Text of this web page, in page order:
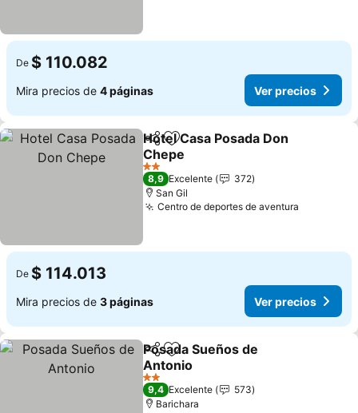
De $ 110.082
Mira precios de 4 páginas Ver precios
CompartirAgregar a favoritos
Hotel Casa Posada Don
Chepe
Ver precios
2 Estrellas
8,9 Excelente
372
San Gil
Centro de deportes de aventura
De $ 114.013
Mira precios de 3 páginas Ver precios
CompartirAgregar a favoritos
Posada Sueños de
Antonio
Ver precios
2 Estrellas
9,4 Excelente
573
Barichara